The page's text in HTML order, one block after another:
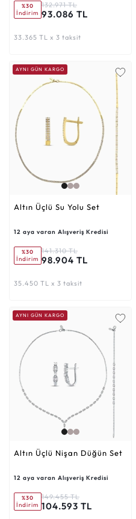
%30
İndirim
132.971 TL
93.086 TL
33.365 TL x 3 taksit
AYNI GÜN KARGO
Altın Üçlü Su Yolu Set
12 aya varan Alışveriş Kredisi
%30
İndirim
141.310 TL
98.904 TL
35.450 TL x 3 taksit
AYNI GÜN KARGO
Altın Üçlü Nişan Düğün Set
12 aya varan Alışveriş Kredisi
%30
İndirim
149.455 TL
104.593 TL